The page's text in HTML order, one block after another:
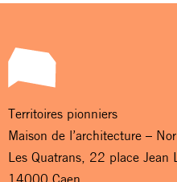
Territoires pionniers
Maison de l’architecture –
Les Quatrans, 22 place Jean